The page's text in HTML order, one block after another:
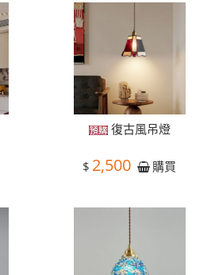
復古風吊燈
$ 2,500 購買